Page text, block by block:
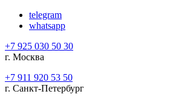
telegram
whatsapp
+7 925 030 50 30
г. Москва
+7 911 920 53 50
г. Санкт-Петербург